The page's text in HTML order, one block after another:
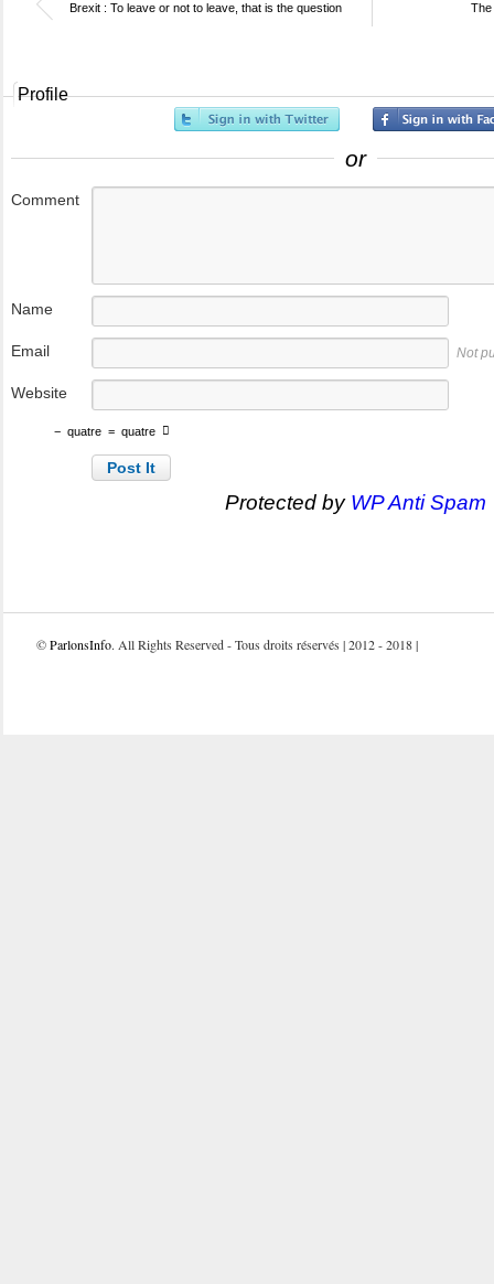
Brexit : To leave or not to leave, that is the question The
Profile
or
Comment
Name
Email Not
Website
− quatre = quatre
Protected by WP Anti Spam
©ParlonsInfo. All Rights Reserved - Tous droits réservés | 2012 - 2018 |